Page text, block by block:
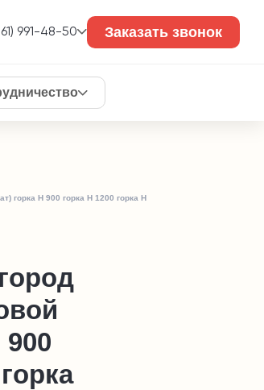
991-48-50 Заказать звонок
горка Н 900 горка Н 1200 горка Н
900